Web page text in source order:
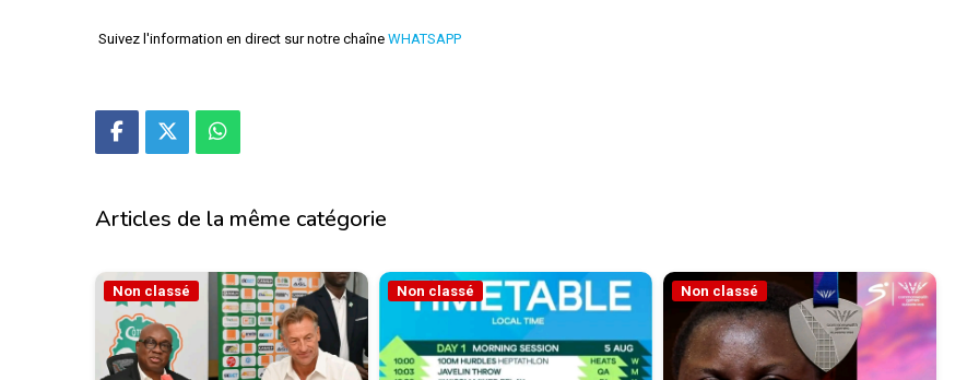
Suivez l'information en direct sur notre chaîne WHATSAPP
Articles de la même catégorie
Non classé Non classé Non classé